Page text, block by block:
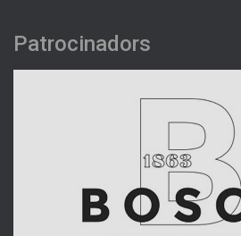
Patrocinadors